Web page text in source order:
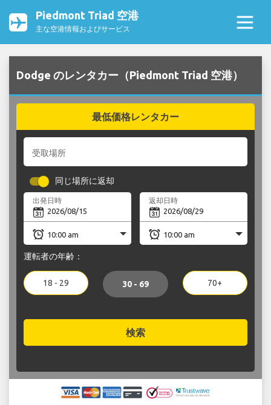
Piedmont Triad 空港
主な空港情報およびサービス
Dodge のレンタカー（Piedmont Triad 空港）
最低価格レンタカー
受取場所
同じ場所に返却
出発日時 返却日時
運転者の年齢：
18 - 29 30 - 69 70+
検索